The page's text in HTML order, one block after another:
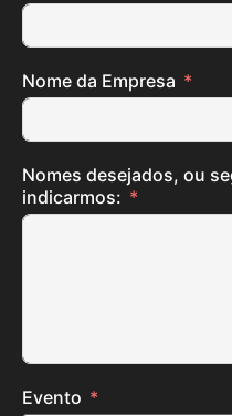
Nome da Empresa
Nomes desejados, ou
indicarmos:
Evento